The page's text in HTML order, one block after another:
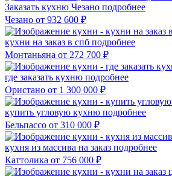
Заказать кухню Чезано подробнее
Чезано от 932 600 ₽
кухни на заказ в спб подробнее
Монтаньяна от 272 700 ₽
где заказать кухню подробнее
Ористано от 1 300 000 ₽
купить угловую кухню подробнее
Бельпассо от 310 000 ₽
кухня из массива на заказ подробнее
Каттолика от 756 000 ₽